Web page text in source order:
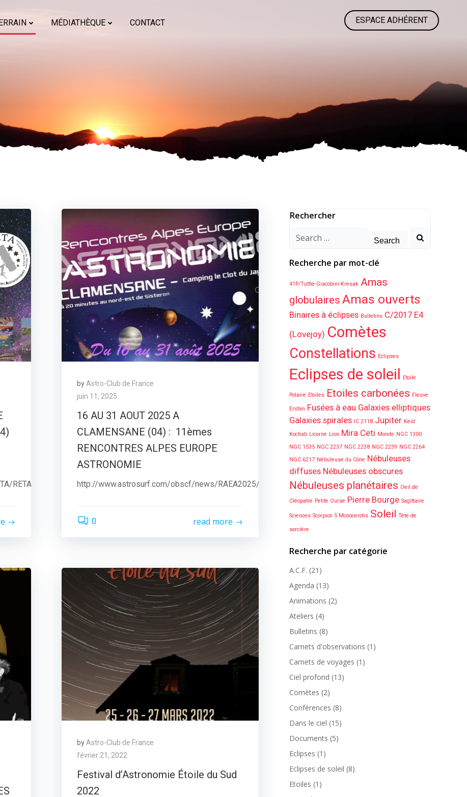
MÉDIATHÈQUE CONTACT ESPACE ADHÉRENT
RETA_ACCUEIL.html
by Astro-Club de France
juin 11, 2025
16 AU 31 AOUT 2025 A
CLAMENSANE (04) : 11èmes
RENCONTRES ALPES EUROPE
ASTRONOMIE
http://www.astrosurf.com/obscf/news/RAEA2025/renseignements_clamensane.html
0 read more
by Astro-Club de France
février 21, 2022
Festival d’Astronomie Étoile du Sud
2022
Rechercher
Search
Recherche par mot-clé
41P/Tuttle-Giacobini-Kresak Amas
globulaires Amas ouverts
Binaires à éclipses Bulletins C/2017 E4
(Lovejoy) Comètes
Constellations Eclipses
Eclipses de soleil Etoile
Polaire Etoiles Etoiles carbonées Fleuve
Eridan Fusées à eau Galaxies elliptiques
Galaxies spirales IC 2118 Jupiter Keid
Kochab Licorne Lion Mira Ceti Monde NGC 1300
NGC 1535 NGC 2237 NGC 2238 NGC 2239 NGC 2264
NGC 6217 Nébuleuse du Cône Nébuleuses
diffuses Nébuleuses obscures
Nébuleuses planétaires Oeil de
Cléopatre Petite Ourse Pierre Bourge Sagittaire
Sciences Scorpion S Monocerotis Soleil Tête de
sorcière
Recherche par catégorie
A.C.F. (21)
Agenda (13)
Animations (2)
Ateliers (4)
Bulletins (8)
Carnets d'observations (1)
Carnets de voyages (1)
Ciel profond (13)
Comètes (2)
Conférences (8)
Dans le ciel (15)
Documents (5)
Eclipses (1)
Eclipses de soleil (8)
Etoiles (1)